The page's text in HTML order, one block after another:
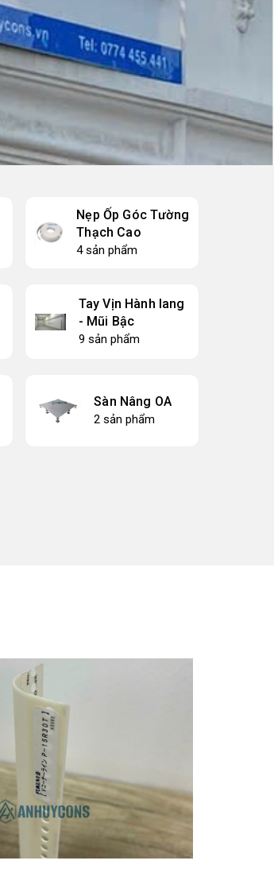
Nẹp Ốp Góc Tường
Thạch Cao
4 sản phẩm
Tay Vịn Hành lang
- Mũi Bậc
9 sản phẩm
Sàn Nâng OA
2 sản phẩm